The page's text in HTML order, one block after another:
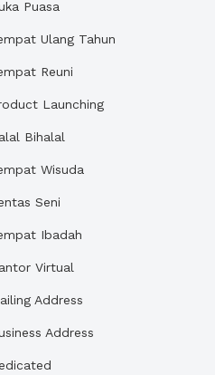
Puasa
Ulang Tahun
Reuni
Launching
Bihalal
Wisuda
Seni
Ibadah
Virtual
Address
Address